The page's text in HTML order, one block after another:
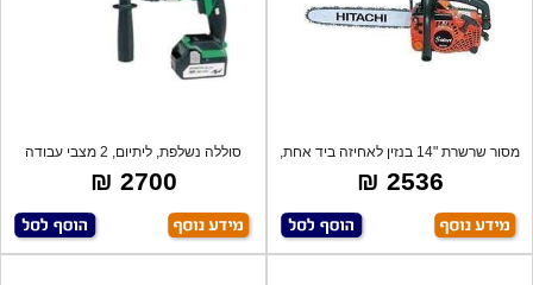
מסור שרשרת "14 בנזין לאחיזה ביד אחת,
לחי
2536 ₪
סוללה נשלפת, ליתיום, 2 מצבי עבודה
לחיסכו
2700 ₪